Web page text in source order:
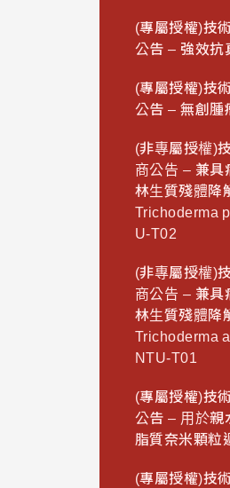
(專屬授權)技
公告 – 強效抗
(專屬授權)技
公告 – 無創腫
(非專屬授權)
商公告 – 兼具
林生質殘體降
Trichoderma
U-T02
(非專屬授權)
商公告 – 兼具
林生質殘體降
Trichoderma
NTU-T01
(專屬授權)技
公告 – 用於親
脂質奈米顆粒
(專屬授權)技